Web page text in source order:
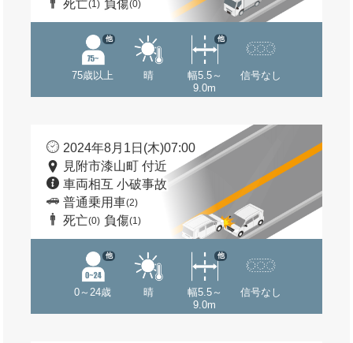
死亡(1) 負傷(0)
75歳以上
他
晴
幅5.5～
9.0m
他
信号なし
2024年8月1日(木)07:00
見附市漆山町 付近
車両相互 小破事故
普通乗用車(2)
死亡(0) 負傷(1)
0～24歳
他
晴
幅5.5～
9.0m
他
信号なし